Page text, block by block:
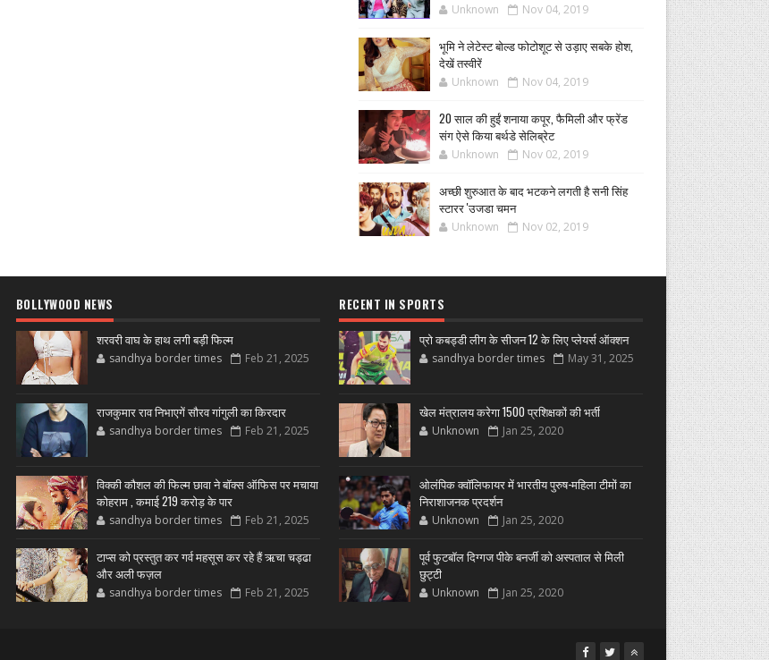
Unknown Nov 04, 2019
भूमि ने लेटेस्ट बोल्ड फोटोशूट से उड़ाए सबके होश,
देखें तस्वीरें
Unknown Nov 04, 2019
20 साल की हुईं शनाया कपूर, फैमिली और फ्रेंड
संग ऐसे किया बर्थडे सेलिब्रेट
Unknown Nov 02, 2019
अच्छी शुरुआत के बाद भटकने लगती है सनी सिंह
स्टारर 'उजडा चमन
Unknown Nov 02, 2019
BOLLYWOOD NEWS
शरवरी वाघ के हाथ लगी बड़ी फिल्म
sandhya border times Feb 21, 2025
राजकुमार राव निभाएगें सौरव गांगुली का किरदार
sandhya border times Feb 21, 2025
विक्की कौशल की फिल्म छावा ने बॉक्स ऑफिस पर मचाया
कोहराम , कमाई 219 करोड़ के पार
sandhya border times Feb 21, 2025
टाप्स को प्रस्तुत कर गर्व महसूस कर रहे हैं ऋचा चड्ढा
और अली फज़ल
sandhya border times Feb 21, 2025
RECENT IN SPORTS
प्रो कबड्डी लीग के सीजन 12 के लिए प्लेयर्स ऑक्शन
sandhya border times May 31, 2025
खेल मंत्रालय करेगा 1500 प्रशिक्षकों की भर्ती
Unknown Jan 25, 2020
ओलंपिक क्वॉलिफायर में भारतीय पुरुष-महिला टीमों का
निराशाजनक प्रदर्शन
Unknown Jan 25, 2020
पूर्व फुटबॉल दिग्गज पीके बनर्जी को अस्पताल से मिली
छुट्टी
Unknown Jan 25, 2020